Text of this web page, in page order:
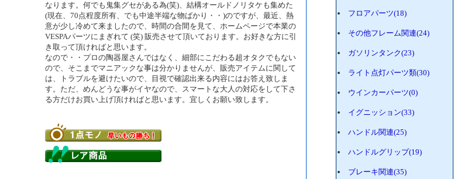
なります。何でも鬼集グセがある為(笑)、結構オールドノリタケも集めた
(現在、70点程度所有、でも中途半端な物ばかり・・)のですが、最近、熱
意が少し冷めて来ましたので、時間の合間を見て、ホームページで本業の
VESPAパーツにまぎれて (笑) 販売させて頂いております。お好きな方に引
き取って頂ければと思います。
なので・・プロの陶器屋さんではなく、細部にこだわる超オタクでもない
ので、そこまでマニアックな事は分かりませんが、販売アイテムに関して
は、トラブルを避けたいので、目視で確認出来る内容にはお答え致しま
す。ただ、めんどうな事がイヤなので、スマートな大人の対応をして下さ
る方だけお買い上げ頂ければと思います。宜しくお願い致します。
フロアパーツ(18)
その他フレーム関連(24)
ガソリンタンク(23)
ライト点灯パーツ類(30)
ウインカーパーツ(0)
イグニッション(33)
ハンドル関連(25)
ハンドルグリップ(19)
ブレーキ関連(35)